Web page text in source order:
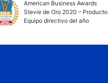
American Business Awards
Stevie de Oro 2020 – Producto
Equipo directivo del año